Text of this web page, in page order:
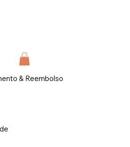
& Reembolso